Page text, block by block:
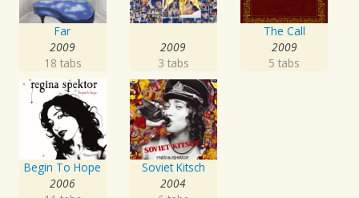
Far
2009
18 tabs
2009
3 tabs
The Call
2009
5 tabs
Begin To Hope
2006
Soviet Kitsch
2004